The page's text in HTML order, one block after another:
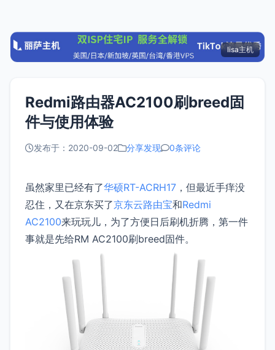
lisa主机
Redmi路由器AC2100刷breed固
件与使用体验
发布于：2020-09-02 分享发现 0条评论
虽然家里已经有了华硕RT-ACRH17 ，但最近手痒没
忍住，又在京东买了京东云路由宝和Redmi
AC2100来玩玩儿，为了方便日后刷机折腾，第一件
事就是先给RM AC2100刷breed固件。